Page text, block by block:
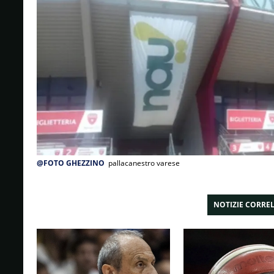
@FOTO GHEZZINO pallacanestro varese
NOTIZIE